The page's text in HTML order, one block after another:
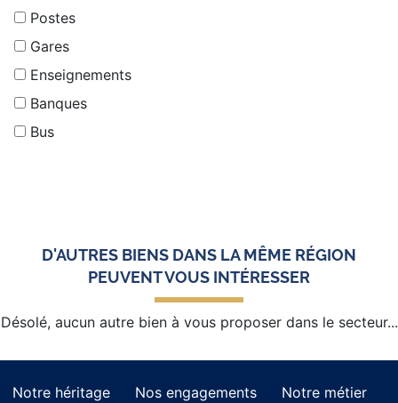
Postes
Gares
Enseignements
Banques
Bus
D'AUTRES BIENS DANS LA MÊME RÉGION
PEUVENT VOUS INTÉRESSER
Désolé, aucun autre bien à vous proposer dans le secteur...
Notre héritage Nos engagements Notre métier